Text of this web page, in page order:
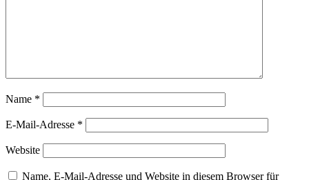
Name *
E-Mail-Adresse *
Website
Name, E-Mail-Adresse und Website in diesem Browser für